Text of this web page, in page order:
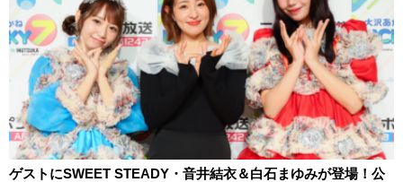
ゲストにSWEET STEADY・音井結衣＆白石まゆみが登場！公